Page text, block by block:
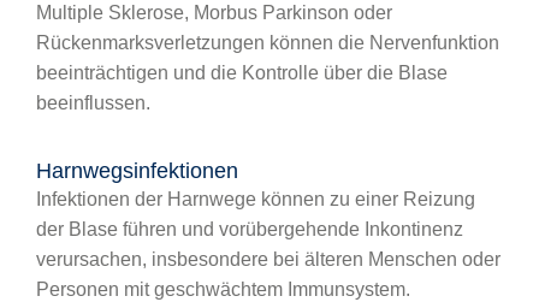
Multiple Sklerose, Morbus Parkinson oder
Rückenmarksverletzungen können die Nervenfunktion
beeinträchtigen und die Kontrolle über die Blase
beeinflussen.
Harnwegsinfektionen
Infektionen der Harnwege können zu einer Reizung
der Blase führen und vorübergehende Inkontinenz
verursachen, insbesondere bei älteren Menschen oder
Personen mit geschwächtem Immunsystem.